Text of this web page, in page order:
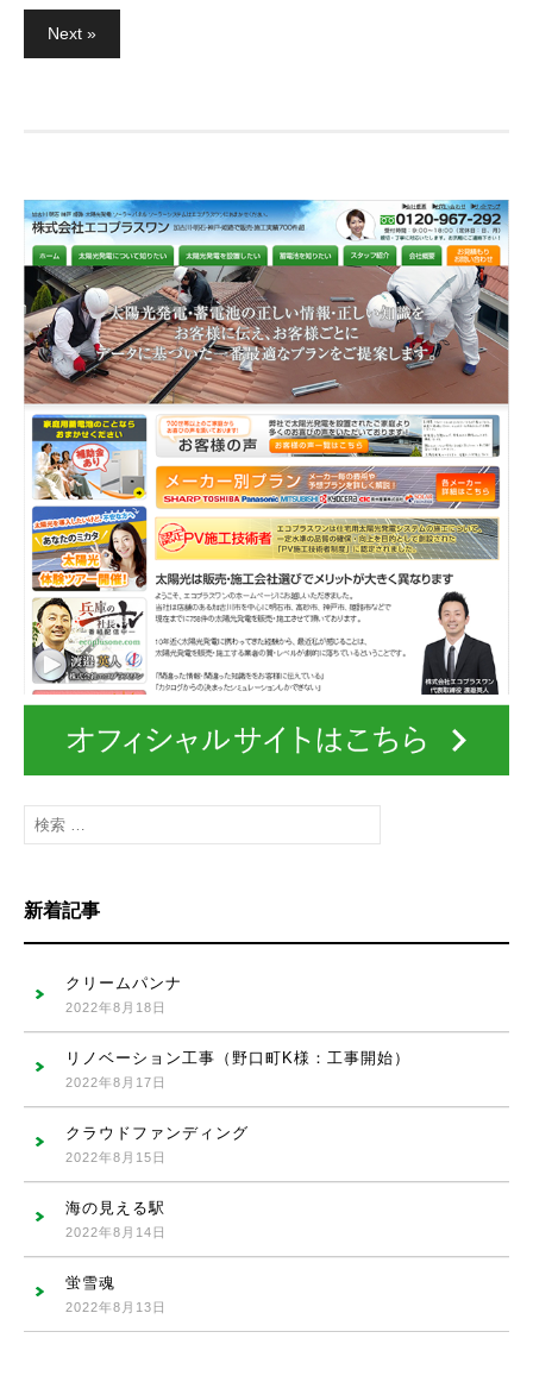
ゲ
ー
シ
ョ
ン
Next »
検
索
新着記事
クリームパンナ
2022年8月18日
リノベーション工事（野口町K様：工事開始）
2022年8月17日
クラウドファンディング
2022年8月15日
海の見える駅
2022年8月14日
蛍雪魂
2022年8月13日